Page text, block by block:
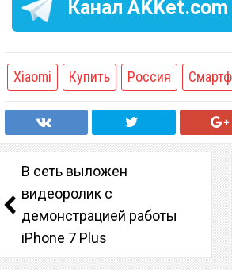
Канал AKKet.com
Xiaomi Купить Россия
В сеть выложен
видеоролик с
демонстрацией работы
iPhone 7 Plus